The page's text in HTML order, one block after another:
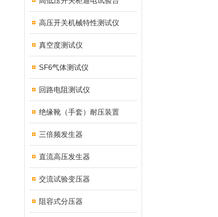
高压开关机械特性测试仪
真空度测试仪
SF6气体测试仪
回路电阻测试仪
绝缘靴（手套）耐压装置
三倍频发生器
直流高压发生器
交流试验变压器
阻容式分压器